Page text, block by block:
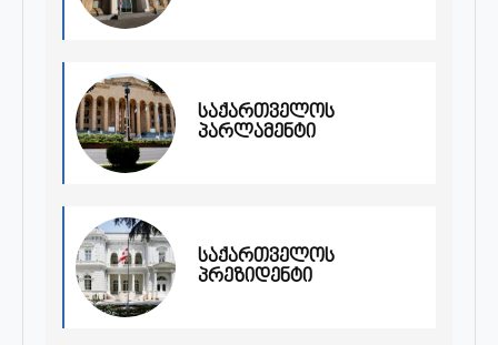
საქართველოს
პარლამენტი
საქართველოს
პრეზიდენტი